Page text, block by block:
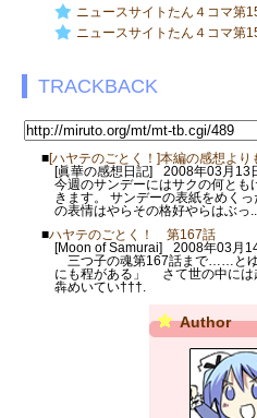
ニュースサイトたん４コマ第
ニュースサイトたん４コマ第
TRACKBACK
■[ハヤテのごとく！]本編の感想よ
[眞華の感想日記]
2008年03月13
今週のサンデーにはサクの何とも
きます。 サンデーの表紙をめく
の表情はやらその格好やらはぶっ...
■ハヤテのごとく！ 第167話
[Moon of Samurai]
2008年03月
三つ子の魂第167話まで……と
にも程がある」 さて世の中には
犇めいてい†††.
Author